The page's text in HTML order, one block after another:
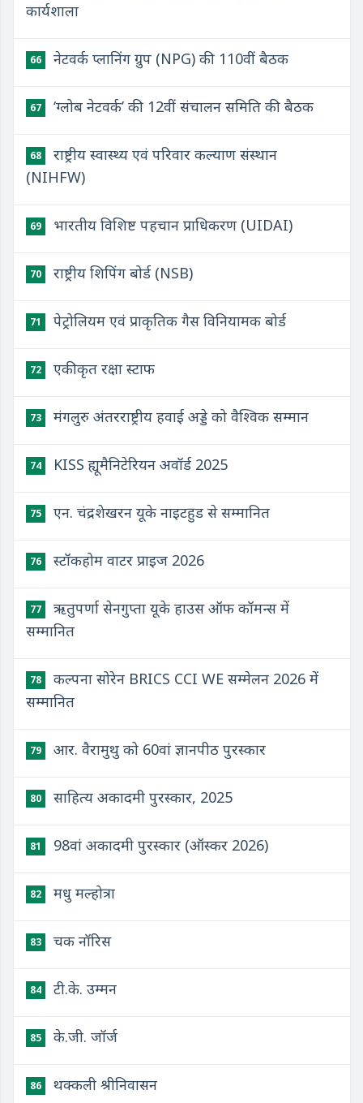
कार्यशाला
66 नेटवर्क प्लानिंग ग्रुप (NPG) की 110वीं बैठक
67 ‘ग्लोब नेटवर्क’ की 12वीं संचालन समिति की बैठक
68
राष्ट्रीय स्वास्थ्य एवं परिवार कल्याण संस्थान
(NIHFW)
69 भारतीय विशिष्ट पहचान प्राधिकरण (UIDAI)
70 राष्ट्रीय शिपिंग बोर्ड (NSB)
71 पेट्रोलियम एवं प्राकृतिक गैस विनियामक बोर्ड
72 एकीकृत रक्षा स्टाफ
73 मंगलुरु अंतरराष्ट्रीय हवाई अड्डे को वैश्विक सम्मान
74 KISS ह्यूमैनिटेरियन अवॉर्ड 2025
75 एन. चंद्रशेखरन यूके नाइटहुड से सम्मानित
76 स्टॉकहोम वाटर प्राइज 2026
77
ऋतुपर्णा सेनगुप्ता यूके हाउस ऑफ कॉमन्स में
सम्मानित
78
कल्पना सोरेन BRICS CCI WE सम्मेलन 2026 में
सम्मानित
79 आर. वैरामुथु को 60वां ज्ञानपीठ पुरस्कार
80 साहित्य अकादमी पुरस्कार, 2025
81 98वां अकादमी पुरस्कार (ऑस्कर 2026)
82 मधु मल्होत्रा
83 चक नॉरिस
84 टी.के. उम्मन
85 के.जी. जॉर्ज
86 थक्कली श्रीनिवासन